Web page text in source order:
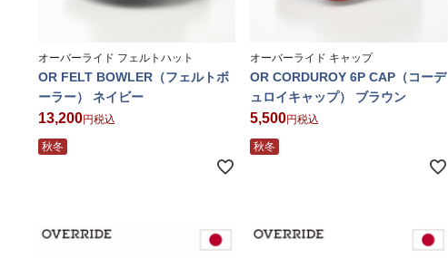
オーバーライド フェルトハット
OR FELT BOWLER（フェルトボ
ーラー） ネイビー
13,200 税込
秋冬
オーバーライド キャップ
OR CORDUROY 6P CAP（コーデ
ュロイキャップ） ブラウン
5,500 税込
秋冬